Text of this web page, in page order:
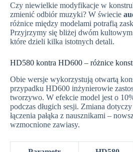
Czy niewielkie modyfikacje w
zmienić odbiór muzyki? W świecie
różnice między modelami potrafią
Przyjrzymy się bliżej dwóm
które dzieli kilka istotnych detali.
HD580 kontra HD600 – różnice
Obie wersje wykorzystują otwartą
przypadku HD600 inżynierowie
tworzywo. W efekcie model jest o
podczas długich sesji. Zmiana
łączenia pałąka z nausznikami –
wzmocnione zawiasy.